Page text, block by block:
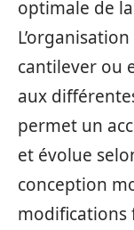
optimale de
cantilever ou
aux
permet un
et évolue
conception
modifications